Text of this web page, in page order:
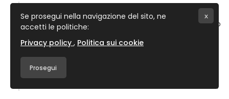
Se prosegui nella navigazione del sito, ne
accetti le politiche:
Privacy policy Politica sui cookie
Prosegui
x
Finalità di trattamento
I dati personali indicati nella presente informativa sono
trattati da Polimi nell'esecuzione dei propri compiti e
per finalità legate alla progettazione e all’erogazione
progetto MITICA, ivi incluso:
• consentire la navigazione del portale web;
• fornire all'utente le informazioni ed i servizi richiesti;